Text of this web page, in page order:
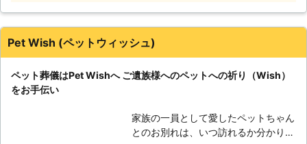
ので、ペットちゃんの追悼をサポート
することが可能です。 ・お電話に
て、ご相談を承っております。丁寧に
ヒアリングして、お客様の状況に合わ
せたプランを提案することが可能で
望みを叶えられるよう全力でサポート
させていただきます。是非、大切な家
ちゃんとのお別れをお手伝いさせてい
ただきます。それでは、弊社がお客様
ただきます。 ●動物葬祭ディレクタ
ト火葬をお願いするなら、しっかりと
した知識と技術をもった人にお願いし
Pet Wish (ペットウィッシュ)
ペット葬儀はPet Wishへ ご遺族様へのペットへの祈り（Wish）
をお手伝い
家族の一員として愛したペットちゃん
とのお別れは、いつ訪れるか分かりま